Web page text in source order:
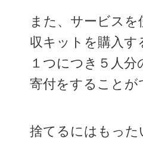
また、サービスを
収キットを購入す
１つにつき５人
寄付をすることが
捨てるにはもっ